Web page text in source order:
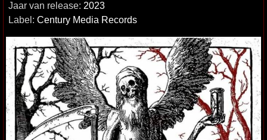
Jaar van release: 2023
Label: Century Media Records